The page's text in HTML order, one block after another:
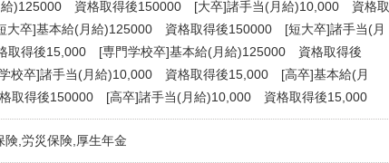
給)125000 資格取得後150000 [大卒]諸手当(月給)10,000 資格取
卒]基本給(月給)125000 資格取得後150000 [短大卒]諸手当(月
得後15,000 [専門学校卒]基本給(月給)125000 資格取得後
校卒]諸手当(月給)10,000 資格取得後15,000 [高卒]基本給(月
取得後150000 [高卒]諸手当(月給)10,000 資格取得後15,000
険,労災保険,厚生年金